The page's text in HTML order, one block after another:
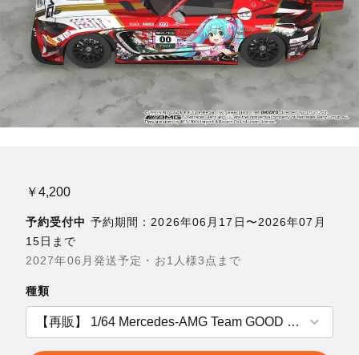
￥4,200
予約受付中 予約期間：2026年06月17日〜2026年07月
15日まで
2027年06月発送予定・お1人様3点まで
種類